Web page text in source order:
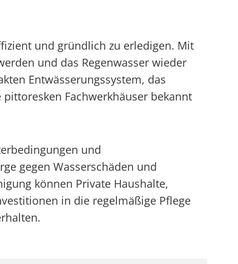
und gründlich zu erledigen. Mit
und das Regenwasser wieder
Entwässerungssystem, das
Fachwerkhäuser bekannt
und
gegen Wasserschäden und
können Private Haushalte,
in die regelmäßige Pflege